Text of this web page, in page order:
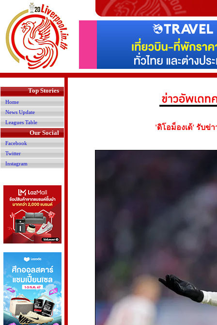
Top Stories
Home
News Update
Leagues Table
Our Social
Facebook
Twitter
Instagram
'ดิโอม็องเด้' รับข่